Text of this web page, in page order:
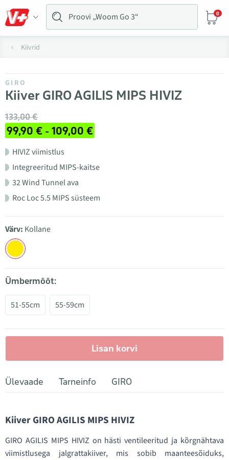
0
Kiivrid
GIRO
Kiiver GIRO AGILIS MIPS HIVIZ
133,00 €
99,90 € - 109,00 €
HIVIZ viimistlus
Integreeritud MIPS-kaitse
32 Wind Tunnel ava
Roc Loc 5.5 MIPS süsteem
Värv: Kollane
Ümbermõõt:
51-55cm 55-59cm
Lisan korvi
Ülevaade Tarneinfo GIRO
Kiiver GIRO AGILIS MIPS HIVIZ
GIRO AGILIS MIPS HIVIZ on hästi ventileeritud ja kõrgnähtava
viimistlusega jalgrattakiiver, mis sobib maanteesõiduks,